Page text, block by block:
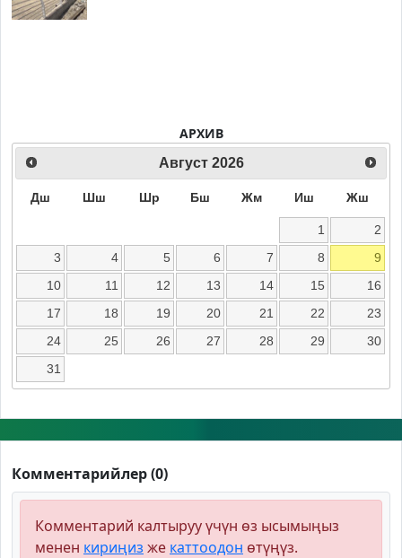
АРХИВ
Август 2026
Дш Шш Шр Бш Жм Иш Жш
1
2
3
4 5 6 7 8
9
10
11 12 13 14 15
16
17
18 19 20 21 22
23
24
25 26 27 28 29
30
31
Комментарийлер (0)
Комментарий калтыруу үчүн өз ысымыңыз
менен кириңиз же каттоодон өтүңүз.